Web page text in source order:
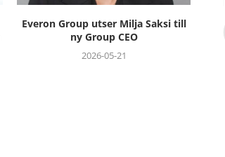
Everon Group utser Milja Saksi till
ny Group CEO
2026-05-21